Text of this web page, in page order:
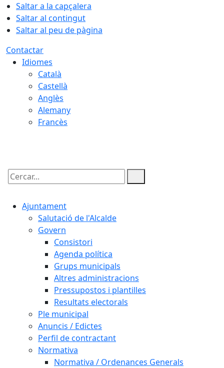
Saltar a la capçalera
Saltar al contingut
Saltar al peu de pàgina
Contactar
Idiomes
Català
Castellà
Anglès
Alemany
Francès
Cercar:
Ajuntament
Salutació de l'Alcalde
Govern
Consistori
Agenda política
Grups municipals
Altres administracions
Pressupostos i plantilles
Resultats electorals
Ple municipal
Anuncis / Edictes
Perfil de contractant
Normativa
Normativa / Ordenances Generals